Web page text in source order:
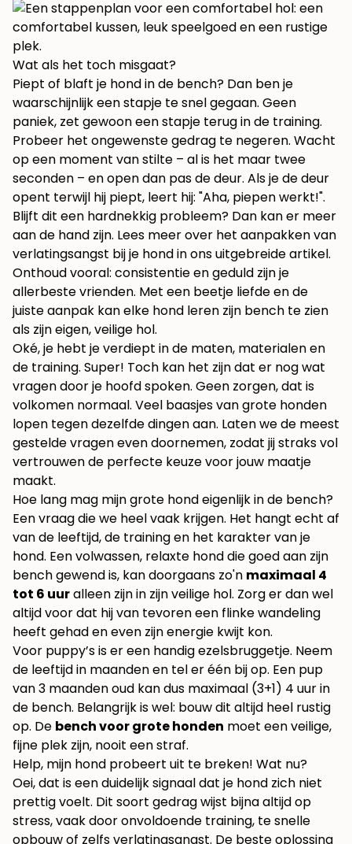
Wat als het toch misgaat?
Piept of blaft je hond in de bench? Dan ben je
waarschijnlijk een stapje te snel gegaan. Geen
paniek, zet gewoon een stapje terug in de training.
Probeer het ongewenste gedrag te negeren. Wacht
op een moment van stilte – al is het maar twee
seconden – en open dan pas de deur. Als je de deur
opent terwijl hij piept, leert hij: "Aha, piepen werkt!".
Blijft dit een hardnekkig probleem? Dan kan er meer
aan de hand zijn. Lees meer over het aanpakken van
verlatingsangst bij je hond in ons uitgebreide artikel.
Onthoud vooral: consistentie en geduld zijn je
allerbeste vrienden. Met een beetje liefde en de
juiste aanpak kan elke hond leren zijn bench te zien
als zijn eigen, veilige hol.
Oké, je hebt je verdiept in de maten, materialen en
de training. Super! Toch kan het zijn dat er nog wat
vragen door je hoofd spoken. Geen zorgen, dat is
volkomen normaal. Veel baasjes van grote honden
lopen tegen dezelfde dingen aan. Laten we de meest
gestelde vragen even doornemen, zodat jij straks vol
vertrouwen de perfecte keuze voor jouw maatje
maakt.
Hoe lang mag mijn grote hond eigenlijk in de bench?
Een vraag die we heel vaak krijgen. Het hangt echt af
van de leeftijd, de training en het karakter van je
hond. Een volwassen, relaxte hond die goed aan zijn
bench gewend is, kan doorgaans zo'n maximaal 4
tot 6 uuralleen zijn in zijn veilige hol. Zorg er dan wel
altijd voor dat hij van tevoren een flinke wandeling
heeft gehad en even zijn energie kwijt kon.
Voor puppy’s is er een handig ezelsbruggetje. Neem
de leeftijd in maanden en tel er één bij op. Een pup
van 3 maanden oud kan dus maximaal (3+1) 4 uur in
de bench. Belangrijk is wel: bouw dit altijd heel rustig
op. De bench voor grote honden moet een veilige,
fijne plek zijn, nooit een straf.
Help, mijn hond probeert uit te breken! Wat nu?
Oei, dat is een duidelijk signaal dat je hond zich niet
prettig voelt. Dit soort gedrag wijst bijna altijd op
stress, vaak door onvoldoende training, te snelle
opbouw of zelfs verlatingsangst. De beste oplossing